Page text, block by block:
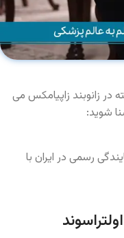
در زانوبند زاپیامکس می
شوید:
رسمی در ایران با